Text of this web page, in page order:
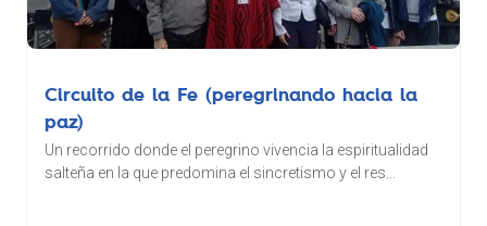
Circuito de la Fe (peregrinando hacia la
paz)
Un recorrido donde el peregrino vivencia la espiritualidad
salteña en la que predomina el sincretismo y el res...